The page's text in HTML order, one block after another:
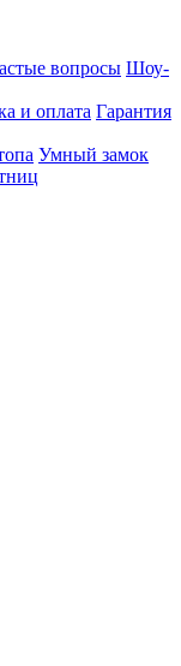
вопросы Шоу-
и оплата Гарантия
Умный замок